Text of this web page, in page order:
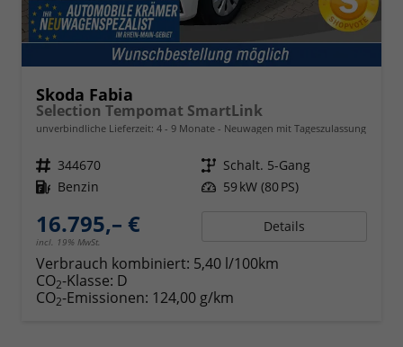
Skoda Fabia
Selection Tempomat SmartLink
unverbindliche Lieferzeit: 4 - 9 Monate Neuwagen mit Tageszulassung
Fahrzeugnr. 344670 Getriebe Schalt. 5-Gang
Kraftstoff Benzin Leistung 59 kW (80 PS)
16.795,– €
incl. 19% MwSt.
Details
Verbrauch kombiniert: 5,40 l/100km
CO2-Klasse: D
CO2-Emissionen: 124,00 g/km